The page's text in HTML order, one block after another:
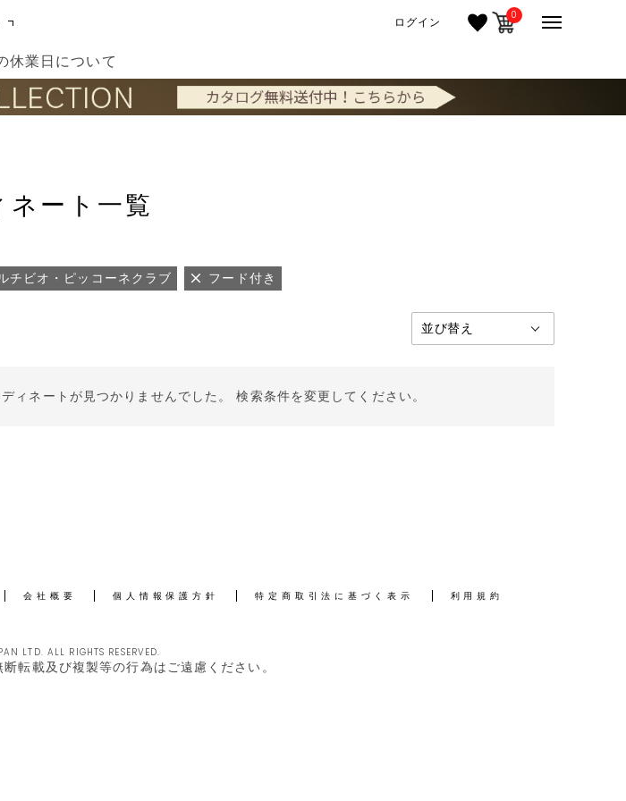
ログイン 0
休業日について
ネート一覧
ビオ・ピッコーネクラブ フード付き
ィネートが見つかりませんでした。 検索条件を変更してください。
会社概要 個人情報保護方針 特定商取引法に基づく表示 利用規約
LTD. ALL RIGHTS RESERVED.
転載及び複製等の行為はご遠慮ください。